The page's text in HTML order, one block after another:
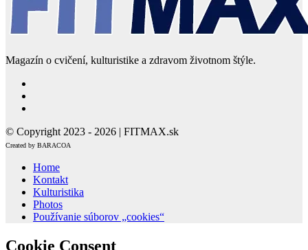
Magazín o cvičení, kulturistike a zdravom životnom štýle.
© Copyright 2023 - 2026 | FITMAX.sk
Created by BARACOA
Home
Kontakt
Kulturistika
Photos
Používanie súborov „cookies“